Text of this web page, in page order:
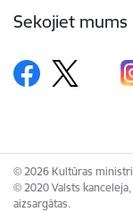
Sekojiet mums
© 2026 Kultūras
© 2020 Valsts
aizsargātas.